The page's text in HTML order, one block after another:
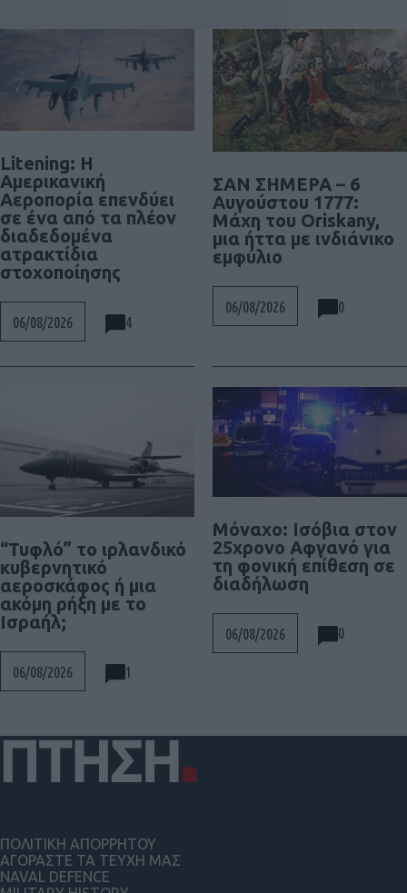
Litening: Η
Αμερικανική
Αεροπορία επενδύει
σε ένα από τα πλέον
διαδεδομένα
ατρακτίδια
στοχοποίησης
06/08/2026 4
ΣΑΝ ΣΗΜΕΡΑ – 6
Αυγούστου 1777:
Μάχη του Oriskany,
μια ήττα με ινδιάνικο
εμφύλιο
06/08/2026 0
“Τυφλό” το ιρλανδικό
κυβερνητικό
αεροσκάφος ή μια
ακόμη ρήξη με το
Ισραήλ;
06/08/2026 1
Μόναχο: Ισόβια στον
25χρονο Αφγανό για
τη φονική επίθεση σε
διαδήλωση
06/08/2026 0
ΠΟΛΙΤΙΚΗ ΑΠΟΡΡΗΤΟΥ
ΑΓΟΡΑΣΤΕ ΤΑ ΤΕΥΧΗ ΜΑΣ
NAVAL DEFENCE